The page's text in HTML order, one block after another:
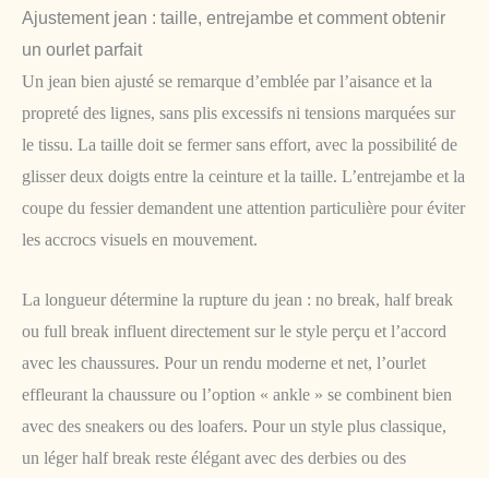
Ajustement jean : taille, entrejambe et comment obtenir
un ourlet parfait
Un jean bien ajusté se remarque d’emblée par l’aisance et la
propreté des lignes, sans plis excessifs ni tensions marquées sur
le tissu. La taille doit se fermer sans effort, avec la possibilité de
glisser deux doigts entre la ceinture et la taille. L’entrejambe et la
coupe du fessier demandent une attention particulière pour éviter
les accrocs visuels en mouvement.
La longueur détermine la rupture du jean : no break, half break
ou full break influent directement sur le style perçu et l’accord
avec les chaussures. Pour un rendu moderne et net, l’ourlet
effleurant la chaussure ou l’option « ankle » se combinent bien
avec des sneakers ou des loafers. Pour un style plus classique,
un léger half break reste élégant avec des derbies ou des